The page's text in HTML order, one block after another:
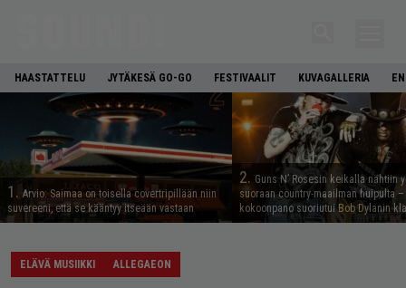
HAASTATTELU JYTÄKESÄ GO-GO FESTIVAALIT KUVAGALLERIA
1. Arvio: Saimaa on toisella covertripillään niin
suvereeni, että se kääntyy itseään vastaan
2. Guns N’ Rosesin keikalla nähtiin
suoraan country-maailman huipulta
kokoonpano suoriutui Bob Dylanin
ELÄVÄ MUSIIKKI ALLEGAEON